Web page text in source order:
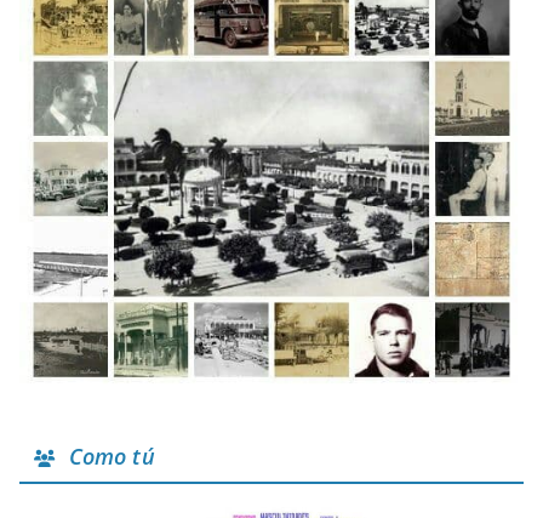
Como tú